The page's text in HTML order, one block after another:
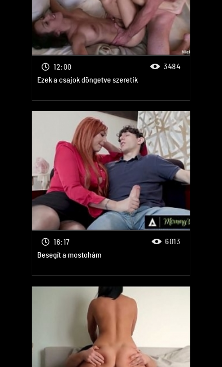
Ezek a csajok döngetve szeretik
12:00 3484
Besegít a mostohám
16:17 6013